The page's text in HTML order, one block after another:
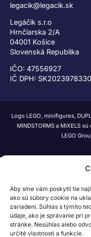
Aby sme vám poskytli tie
ako sú súbory cookie na
zariadení. Súhlas s týmito
údaje, ako je správanie pri
stránke. Nesúhlas alebo
určité vlastnosti a funkcie.
legacik@legacik.sk
Legáčik s.r.o
Hrnčiarska 2/A
04001 Košice
Slovenská Republika
IČO: 47556927
IČ DPH: SK2023978330
Logo LEGO, minifigures,
MINDSTORMS a MIXELS
LEGO